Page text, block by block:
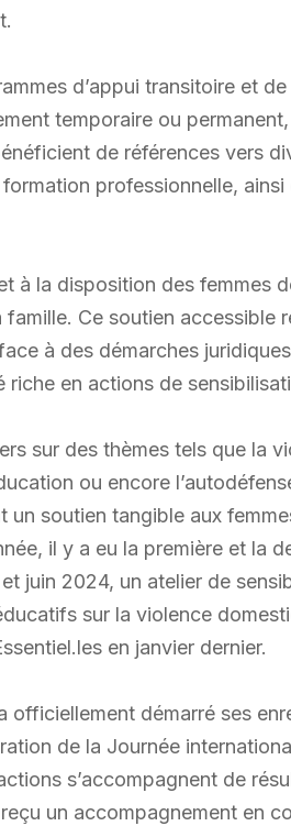
d’appui transitoire et
temporaire ou
de références vers
professionnelle,
à la disposition des femmes
Ce soutien accessible
à des démarches
riche en actions de
sur des thèmes tels que la
ou encore
un soutien tangible aux
il y a eu la première et la
juin 2024, un atelier de
sur la violence
en janvier dernier.
démarré ses
de la Journée
s’accompagnent de
un accompagnement en